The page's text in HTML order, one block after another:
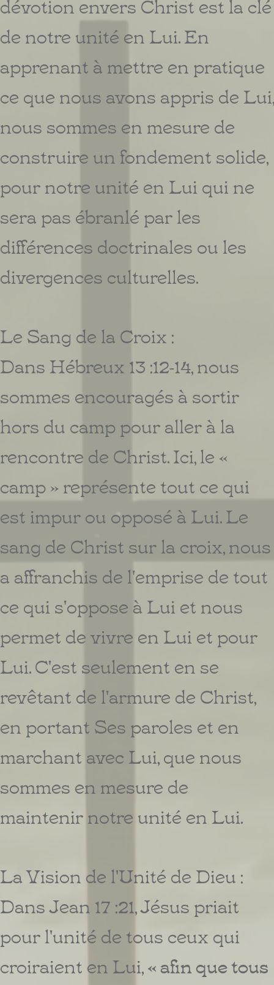
de notre unité en Lui. En
apprenant à mettre en pratique
ce que nous avons appris de Lui,
nous sommes en mesure de
construire un fondement solide,
pour notre unité en Lui qui ne
sera pas ébranlé par les
différences doctrinales ou les
divergences culturelles.
Le Sang de la Croix :
Dans Hébreux 13 :12-14, nous
sommes encouragés à sortir
hors du camp pour aller à la
rencontre de Christ. Ici, le «
camp » représente tout ce qui
est impur ou opposé à Lui. Le
sang de Christ sur la croix, nous
a affranchis de l'emprise de tout
ce qui s'oppose à Lui et nous
permet de vivre en Lui et pour
Lui. C'est seulement en se
revêtant de l'armure de Christ,
en portant Ses paroles et en
marchant avec Lui, que nous
sommes en mesure de
maintenir notre unité en Lui.
La Vision de l'Unité de Dieu :
Dans Jean 17 :21, Jésus priait
pour l'unité de tous ceux qui
croiraient en Lui,« afin que tous